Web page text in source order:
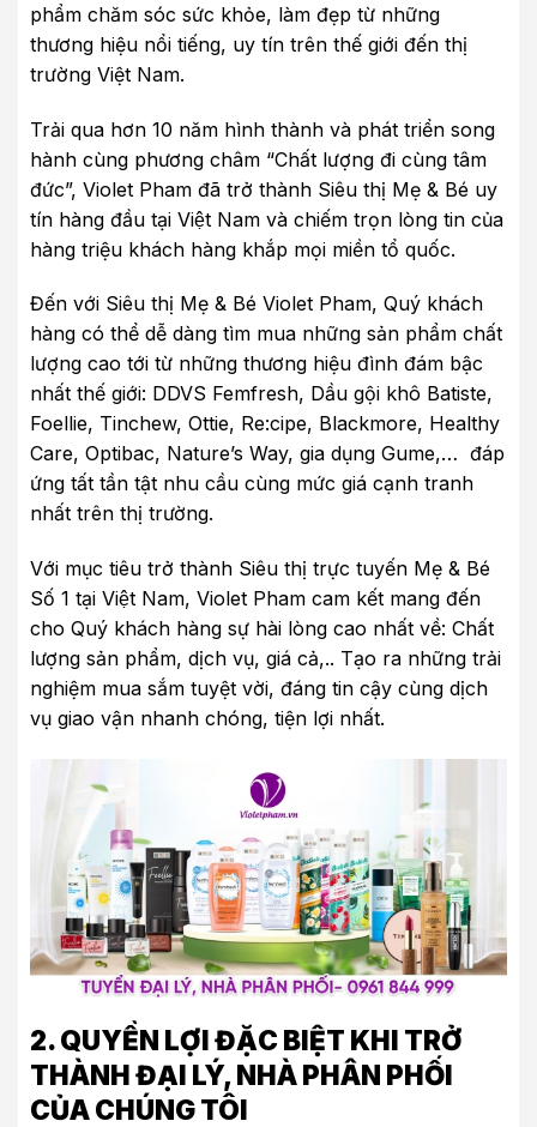
phẩm chăm sóc sức khỏe, làm đẹp từ những
thương hiệu nổi tiếng, uy tín trên thế giới đến thị
trường Việt Nam.
Trải qua hơn 10 năm hình thành và phát triển song
hành cùng phương châm “Chất lượng đi cùng tâm
đức”, Violet Pham đã trở thành Siêu thị Mẹ & Bé uy
tín hàng đầu tại Việt Nam và chiếm trọn lòng tin của
hàng triệu khách hàng khắp mọi miền tổ quốc.
Đến với Siêu thị Mẹ & Bé Violet Pham, Quý khách
hàng có thể dễ dàng tìm mua những sản phẩm chất
lượng cao tới từ những thương hiệu đình đám bậc
nhất thế giới: DDVS Femfresh, Dầu gội khô Batiste,
Foellie, Tinchew, Ottie, Re:cipe, Blackmore, Healthy
Care, Optibac, Nature’s Way, gia dụng Gume,… đáp
ứng tất tần tật nhu cầu cùng mức giá cạnh tranh
nhất trên thị trường.
Với mục tiêu trở thành Siêu thị trực tuyến Mẹ & Bé
Số 1 tại Việt Nam, Violet Pham cam kết mang đến
cho Quý khách hàng sự hài lòng cao nhất về: Chất
lượng sản phẩm, dịch vụ, giá cả,.. Tạo ra những trải
nghiệm mua sắm tuyệt vời, đáng tin cậy cùng dịch
vụ giao vận nhanh chóng, tiện lợi nhất.
2. QUYỀN LỢI ĐẶC BIỆT KHI TRỞ
THÀNH ĐẠI LÝ, NHÀ PHÂN PHỐI
CỦA CHÚNG TÔI